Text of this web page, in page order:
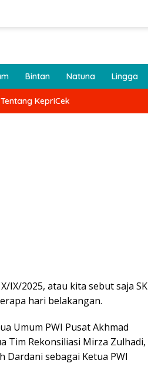
Bintan Natuna Lingga
Tentang KepriCek
IX/2025, atau kita sebut saja SK
hari belakangan.
Umum PWI Pusat Akhmad
Tim Rekonsiliasi Mirza Zulhadi,
Dardani sebagai Ketua PWI